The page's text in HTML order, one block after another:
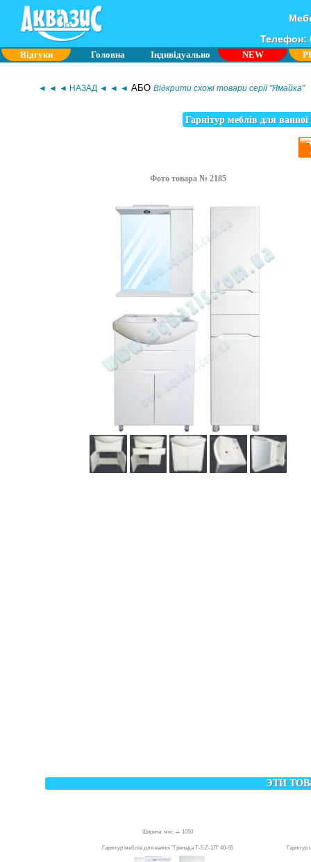
Телефон:
Відгуки Головна Індивідуально NEW
◄ ◄ ◄ НАЗАД ◄ ◄ ◄ АБО Відкрити схожі товари серії "Ямайка"
Гарнітур меблів для
Фото товара № 2185
ЭТИ
Ширина: мм: ↔ 1050
Гарнітур меблів для ванної "Гренада Т-5 Z-1Л" 40-65